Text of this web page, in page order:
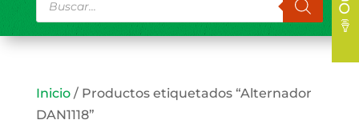
de
productos
Inicio/ Productos etiquetados “Alternador
DAN1118”